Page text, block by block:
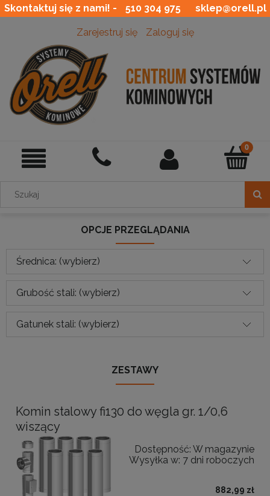
Skontaktuj się z nami! - 510 304 975 sklep@orell.pl
Zarejestruj się Zaloguj się
OPCJE PRZEGLĄDANIA
Średnica: (wybierz)
Grubość stali: (wybierz)
Gatunek stali: (wybierz)
ZESTAWY
Komin stalowy fi130 do węgla gr. 1/0,6
wiszący
Dostępność: W magazynie
Wysyłka w: 7 dni roboczych
882,99 zł